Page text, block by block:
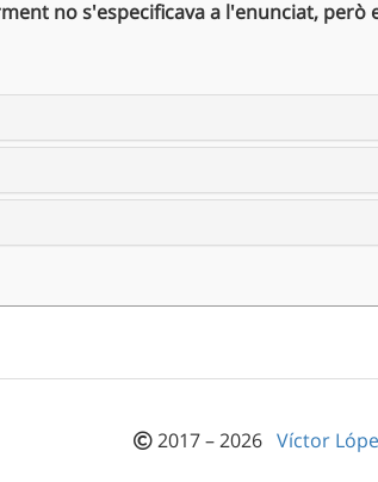
no s'especificava a l'enunciat, però
2017 – 2026 Víctor